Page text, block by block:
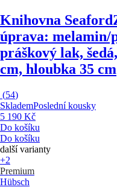
Knihovna Seaford
úprava: melamin/
práškový lak,
cm, hloubka 35 cm
(54)
SklademPoslední kousky
5 190 Kč
Do košíku
Do košíku
další varianty
+2
Premium
Hübsch